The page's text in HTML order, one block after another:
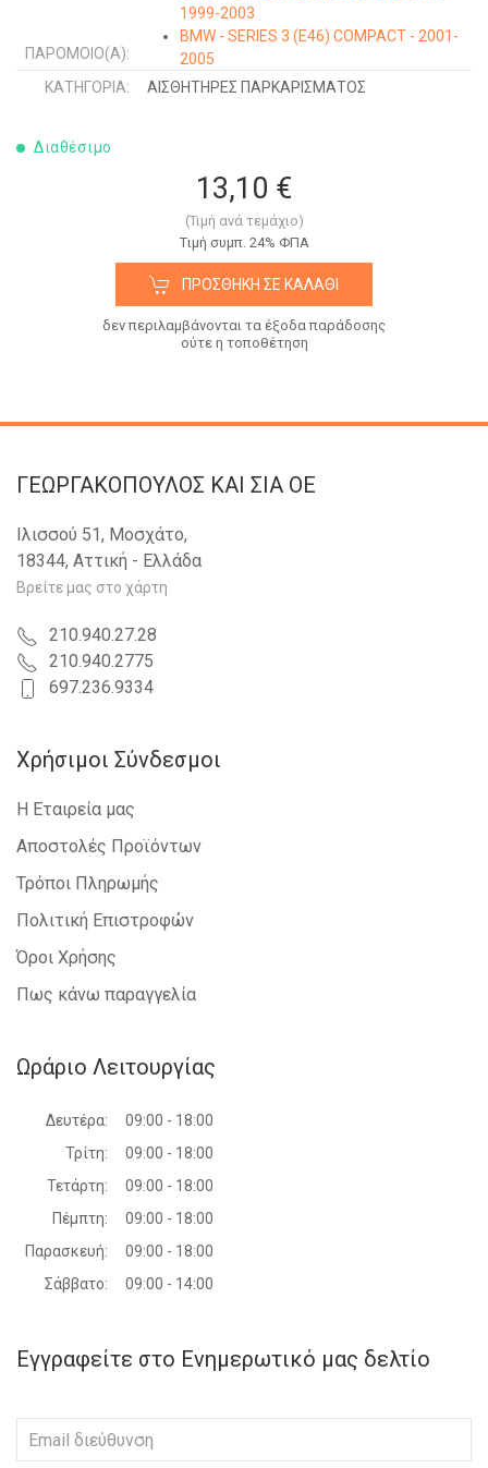
ΠΑΡΌΜΟΙΟ(Α):
1999-2003
BMW - SERIES 3 (E46) COMPACT - 2001-
2005
BMW - SERIES 3 (E46) COUPE/CABRIO -
ΚΑΤΗΓΟΡΊΑ: ΑΙΣΘΗΤΗΡΕΣ ΠΑΡΚΑΡΙΣΜΑΤΟΣ
Διαθέσιμο
13,10 €
(Τιμή ανά τεμάχιο)
Tιμή συμπ. 24% ΦΠΑ
ΠΡΟΣΘΉΚΗ ΣΕ ΚΑΛΆΘΙ
δεν περιλαμβάνονται τα έξοδα παράδοσης
ούτε η τοποθέτηση
ΓΕΩΡΓΑΚΟΠΟΥΛΟΣ KAI ΣΙΑ OE
Ιλισσού 51, Μοσχάτο,
18344, Αττική - Ελλάδα
Βρείτε μας στο χάρτη
210.940.27.28
210.940.2775
697.236.9334
Χρήσιμοι Σύνδεσμοι
Η Εταιρεία μας
Αποστολές Προϊόντων
Τρόποι Πληρωμής
Πολιτική Επιστροφών
Όροι Χρήσης
Πως κάνω παραγγελία
Ωράριο Λειτουργίας
Δευτέρα:
09:00 - 18:00
Τρίτη:
09:00 - 18:00
Τετάρτη:
09:00 - 18:00
Πέμπτη:
09:00 - 18:00
Παρασκευή:
09:00 - 18:00
Σάββατο:
09:00 - 14:00
Εγγραφείτε στο Ενημερωτικό μας δελτίο